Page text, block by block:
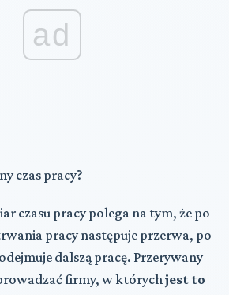
ad
czas pracy?
czasu pracy polega na tym, że po
pracy następuje przerwa, po
dalszą pracę. Przerywany
firmy, w których jest to